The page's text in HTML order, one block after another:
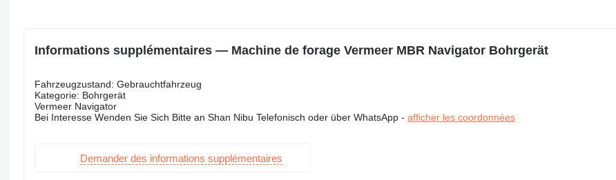
Informations supplémentaires — Machine de forage Vermeer MBR Navigator Bohrgerät
Fahrzeugzustand: Gebrauchtfahrzeug
Kategorie: Bohrgerät
Vermeer Navigator
Bei Interesse Wenden Sie Sich Bitte an Shan Nibu Telefonisch oder über WhatsApp - afficher les coordonnées
Demander des informations supplémentaires